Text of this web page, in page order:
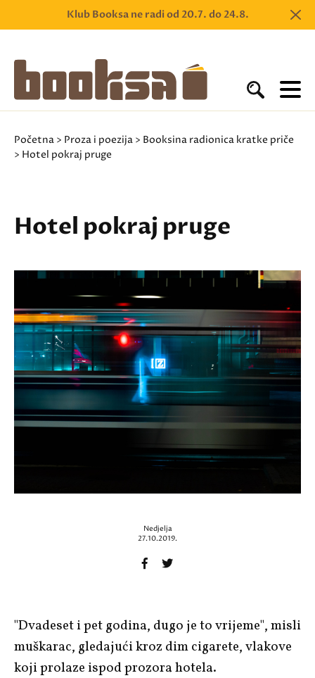
Klub Booksa ne radi od 20.7. do 24.8.
Početna > Proza i poezija > Booksina radionica kratke priče
> Hotel pokraj pruge
Hotel pokraj pruge
Nedjelja
27.10.2019.
"Dvadeset i pet godina, dugo je to vrijeme", misli
muškarac, gledajući kroz dim cigarete, vlakove
koji prolaze ispod prozora hotela.